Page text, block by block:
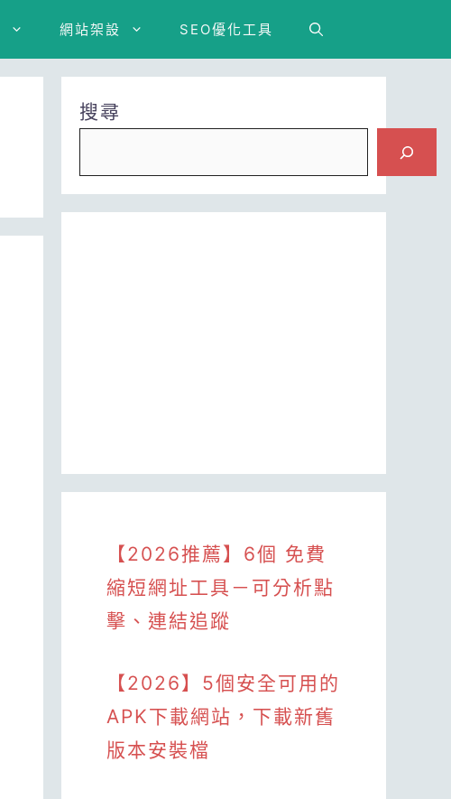
網站架設 SEO優化工具
搜尋
【2026推薦】6個 免費
縮短網址工具－可分析點
擊、連結追蹤
【2026】5個安全可用的
APK下載網站，下載新舊
版本安裝檔